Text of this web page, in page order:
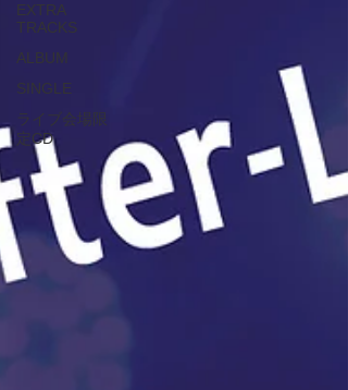
EXTRA
TRACKS
ALBUM
SINGLE
ライブ会場限
定CD